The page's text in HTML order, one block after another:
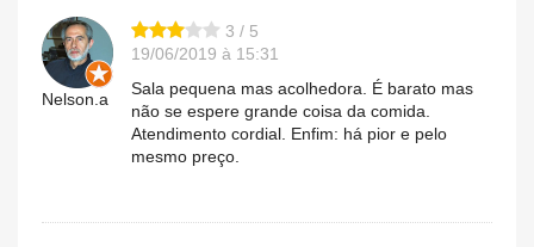
Nelson.a
3 / 5
19/06/2019 à 15:31
Sala pequena mas acolhedora. É barato mas
não se espere grande coisa da comida.
Atendimento cordial. Enfim: há pior e pelo
mesmo preço.